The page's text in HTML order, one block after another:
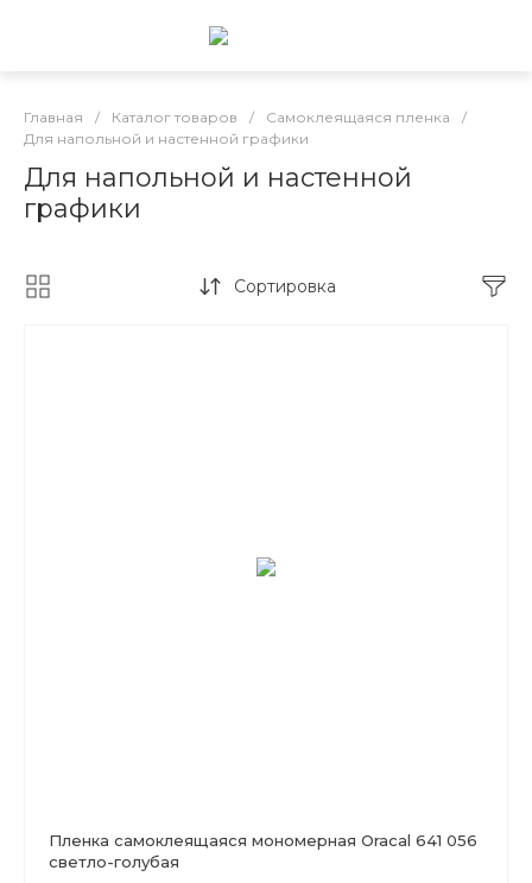
Главная / Каталог товаров / Самоклеящаяся пленка
/
Для напольной и настенной графики
Для напольной и настенной
графики
Сортировка
Пленка самоклеящаяся мономерная Oracal 641 056
светло-голубая